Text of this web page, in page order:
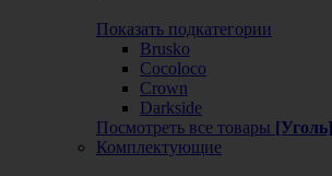
Показать подкатегории
Brusko
Cocoloco
Crown
Darkside
Посмотреть все товары [Уголь]
Комплектующие